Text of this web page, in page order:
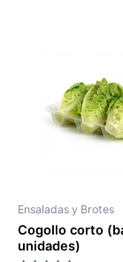
Ensaladas y Brotes
Cogollo corto
unidades)